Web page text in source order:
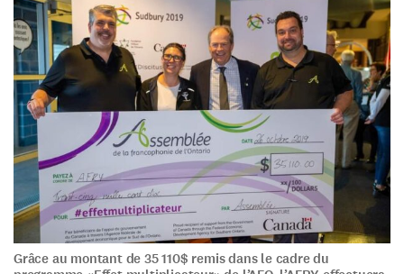
Grâce au montant de 35 110$ remis dans le cadre du